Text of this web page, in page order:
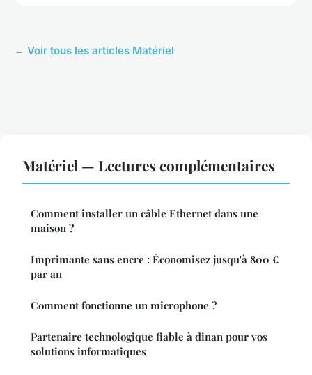
← Voir tous les articles Matériel
Matériel — Lectures complémentaires
Comment installer un câble Ethernet dans une
maison ?
Imprimante sans encre : Économisez jusqu'à 800 €
par an
Comment fonctionne un microphone ?
Partenaire technologique fiable à dinan pour vos
solutions informatiques